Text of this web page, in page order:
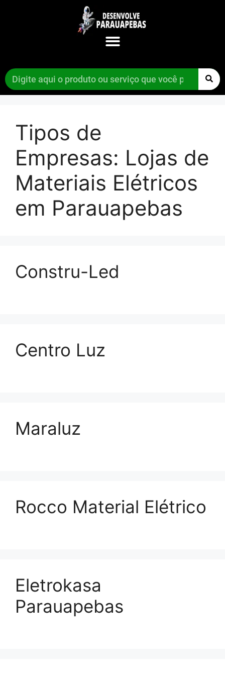
Tipos de
Empresas: Lojas de
Materiais Elétricos
em Parauapebas
Constru-Led
Centro Luz
Maraluz
Rocco Material Elétrico
Eletrokasa
Parauapebas